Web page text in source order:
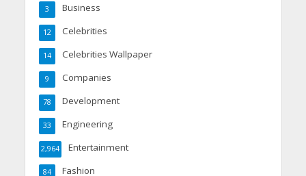
Business
3
Celebrities
12
Celebrities Wallpaper
14
Companies
9
Development
78
Engineering
33
Entertainment
2,964
Fashion
84